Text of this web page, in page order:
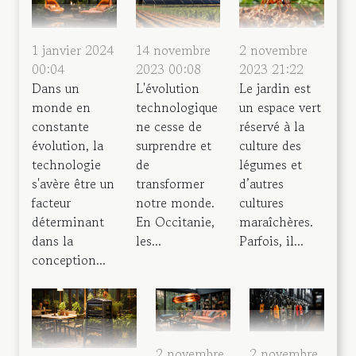
1 janvier 2024
00:04
Dans un
monde en
constante
évolution, la
technologie
s'avère être un
facteur
déterminant
dans la
conception...
14 novembre
2023 00:08
L'évolution
technologique
ne cesse de
surprendre et
de
transformer
notre monde.
En Occitanie,
les...
2 novembre
2023 21:22
Le jardin est
un espace vert
réservé à la
culture des
légumes et
d’autres
cultures
maraîchères.
Parfois, il...